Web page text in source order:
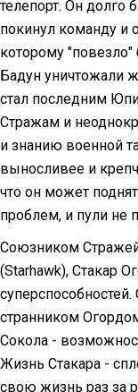
телепорт. Он долго
покинул команду и
которому
Бадун уничтожали
стал последним
Стражам и
и знанию военной
выносливее и
что он может
проблем, и пули не
Союзником
(Starhawk), Стакар
странником
Сокола -
Жизнь Стакара -
свою жизнь раз за